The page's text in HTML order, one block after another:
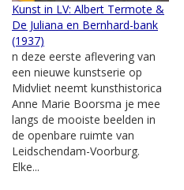
Kunst in LV: Albert Termote &
De Juliana en Bernhard-bank
(1937)
n deze eerste aflevering van
een nieuwe kunstserie op
Midvliet neemt kunsthistorica
Anne Marie Boorsma je mee
langs de mooiste beelden in
de openbare ruimte van
Leidschendam-Voorburg.
Elke...